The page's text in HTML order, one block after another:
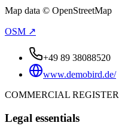
Map data © OpenStreetMap
OSM ↗
+49 89 38088520
www.demobird.de/
COMMERCIAL REGISTER
Legal essentials